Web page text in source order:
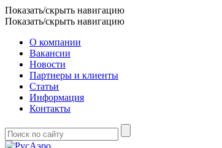
Показать/скрыть навигацию
Показать/скрыть навигацию
О компании
Вакансии
Новости
Партнеры и клиенты
Статьи
Информация
Контакты